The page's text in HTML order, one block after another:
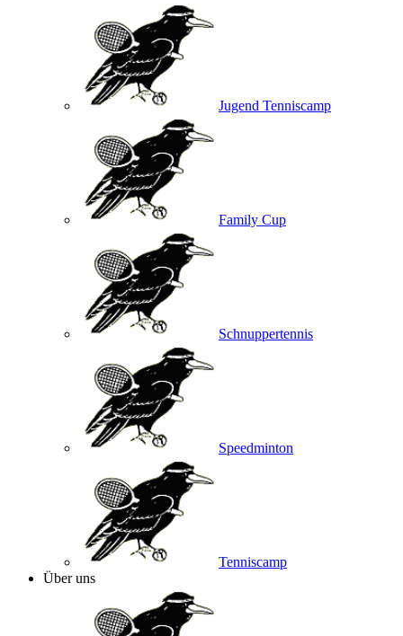
Jugend Tenniscamp
Family Cup
Schnuppertennis
Speedminton
Tenniscamp
Über uns